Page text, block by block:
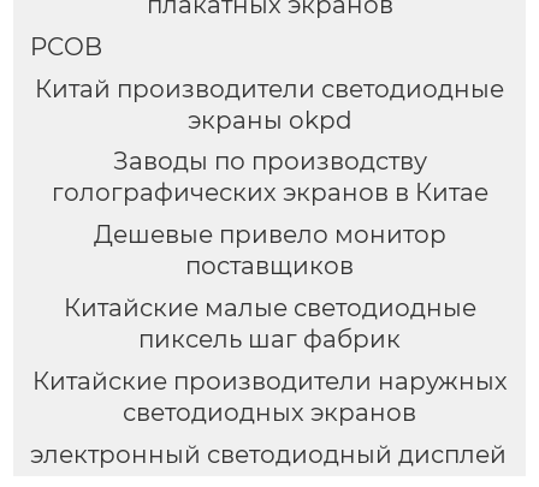
PCOB
Китай производители светодиодные
экраны okpd
Заводы по производству
голографических экранов в Китае
Дешевые привело монитор
поставщиков
Китайские малые светодиодные
пиксель шаг фабрик
Китайские производители наружных
светодиодных экранов
электронный светодиодный дисплей